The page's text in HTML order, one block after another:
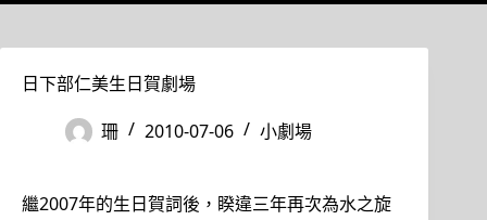
日下部仁美生日賀劇場
珊
2010-07-06 小劇場
繼2007年的生日賀詞後，睽違三年再次為水之旋